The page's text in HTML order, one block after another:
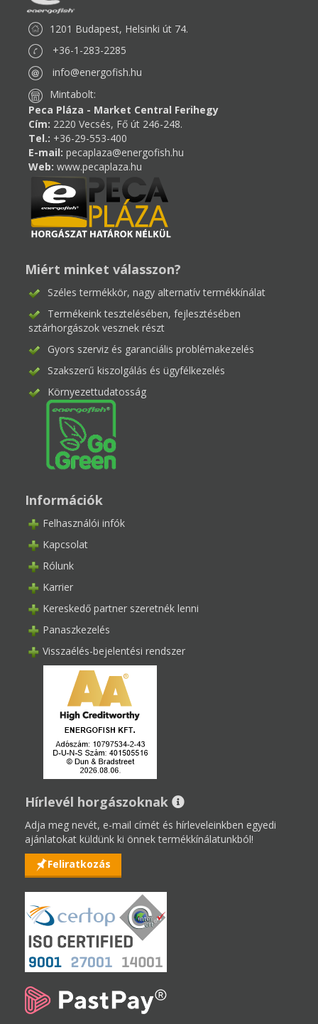
1201 Budapest, Helsinki út 74.
+36-1-283-2285
info@energofish.hu
Mintabolt:
Peca Pláza - Market Central Ferihegy
Cím: 2220 Vecsés, Fő út 246-248.
Tel.: +36-29-553-400
E-mail: pecaplaza@energofish.hu
Web: www.pecaplaza.hu
Miért minket válasszon?
Széles termékkör, nagy alternatív termékkínálat
Termékeink tesztelésében, fejlesztésében
sztárhorgászok vesznek részt
Gyors szerviz és garanciális problémakezelés
Szakszerű kiszolgálás és ügyfélkezelés
Környezettudatosság
Információk
Felhasználói infók
Kapcsolat
Rólunk
Karrier
Kereskedő partner szeretnék lenni
Panaszkezelés
Visszaélés-bejelentési rendszer
Hírlevél horgászoknak
Adja meg nevét, e-mail címét és hírleveleinkben egyedi
ajánlatokat küldünk ki önnek termékkínálatunkból!
Feliratkozás